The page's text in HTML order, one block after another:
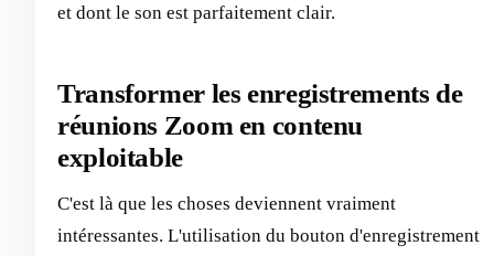
et dont le son est parfaitement clair.
Transformer les enregistrements de
réunions Zoom en contenu
exploitable
C'est là que les choses deviennent vraiment
intéressantes. L'utilisation du bouton d'enregistrement